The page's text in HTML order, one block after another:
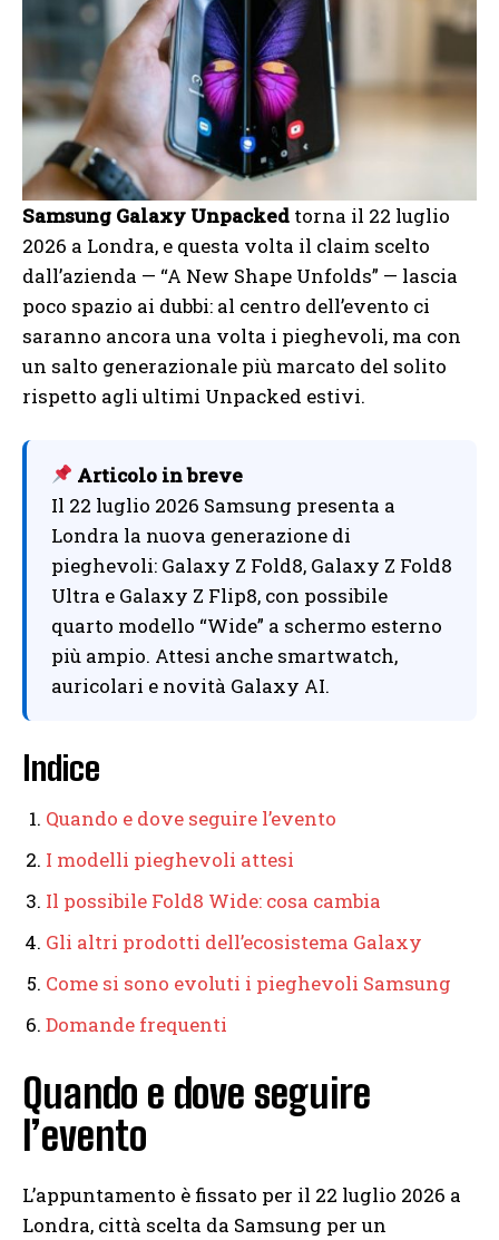
Samsung Galaxy Unpacked torna il 22 luglio
2026 a Londra, e questa volta il claim scelto
dall’azienda — “A New Shape Unfolds” — lascia
poco spazio ai dubbi: al centro dell’evento ci
saranno ancora una volta i pieghevoli, ma con
un salto generazionale più marcato del solito
rispetto agli ultimi Unpacked estivi.
Articolo in breve
Il 22 luglio 2026 Samsung presenta a
Londra la nuova generazione di
pieghevoli: Galaxy Z Fold8, Galaxy Z Fold8
Ultra e Galaxy Z Flip8, con possibile
quarto modello “Wide” a schermo esterno
più ampio. Attesi anche smartwatch,
auricolari e novità Galaxy AI.
Indice
Quando e dove seguire l’evento
I modelli pieghevoli attesi
Il possibile Fold8 Wide: cosa cambia
Gli altri prodotti dell’ecosistema Galaxy
Come si sono evoluti i pieghevoli Samsung
Domande frequenti
Quando e dove seguire
l’evento
L’appuntamento è fissato per il 22 luglio 2026 a
Londra, città scelta da Samsung per un